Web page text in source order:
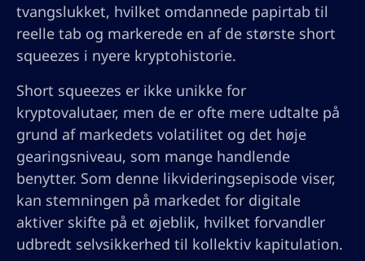
tvangslukket, hvilket omdannede papirtab til
reelle tab og markerede en af de største short
squeezes i nyere kryptohistorie.
Short squeezes er ikke unikke for
kryptovalutaer, men de er ofte mere udtalte på
grund af markedets volatilitet og det høje
gearingsniveau, som mange handlende
benytter. Som denne likvideringsepisode viser,
kan stemningen på markedet for digitale
aktiver skifte på et øjeblik, hvilket forvandler
udbredt selvsikkerhed til kollektiv kapitulation.